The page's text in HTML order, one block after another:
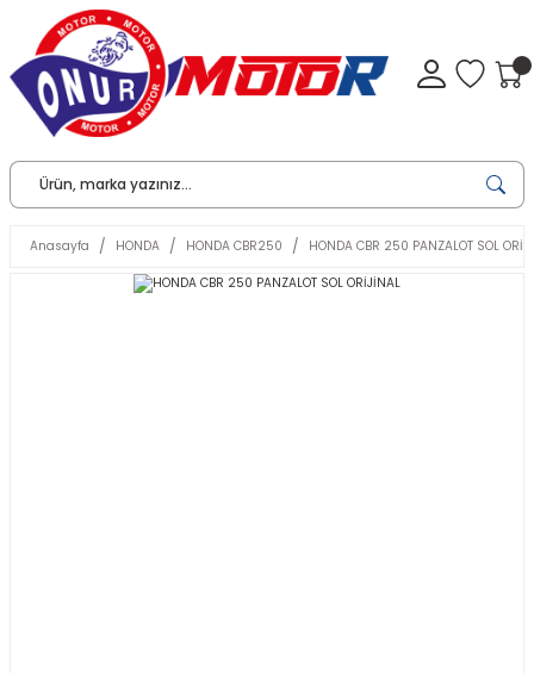
Anasayfa HONDA HONDA CBR250 HONDA CBR 250 PANZALOT SOL